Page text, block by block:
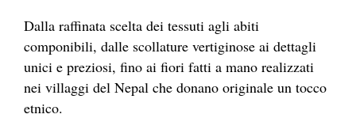
Dalla raffinata scelta dei tessuti agli abiti
componibili, dalle scollature vertiginose ai dettagli
unici e preziosi, fino ai fiori fatti a mano realizzati
nei villaggi del Nepal che donano originale un tocco
etnico.